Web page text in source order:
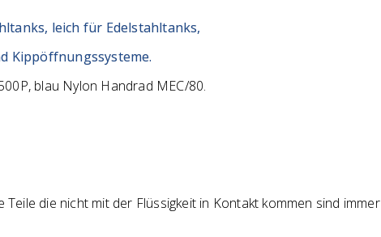
leich für Edelstahltanks,
Kippöffnungssysteme.
blau Nylon Handrad MEC/80.
die nicht mit der Flüssigkeit in Kontakt kommen sind immer